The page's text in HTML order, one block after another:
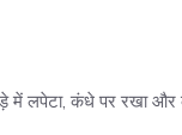
लपेटा, कंधे पर रखा और